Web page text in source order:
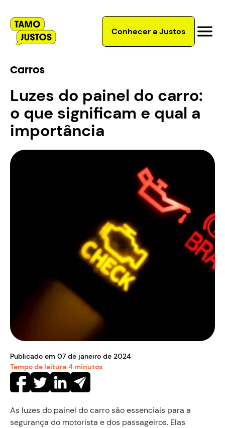
Conhecer a Justos
Carros
Luzes do painel do carro:
o que significam e qual a
importância
Publicado em 07 de janeiro de 2024
Tempo de leitura4 minutos
As luzes do painel do carro são essenciais para a
segurança do motorista e dos passageiros. Elas